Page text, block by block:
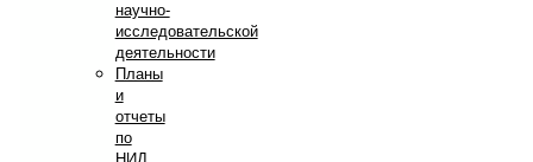
научно-
исследовательской
деятельности
Планы
и
отчеты
по